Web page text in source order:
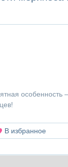
В избранное